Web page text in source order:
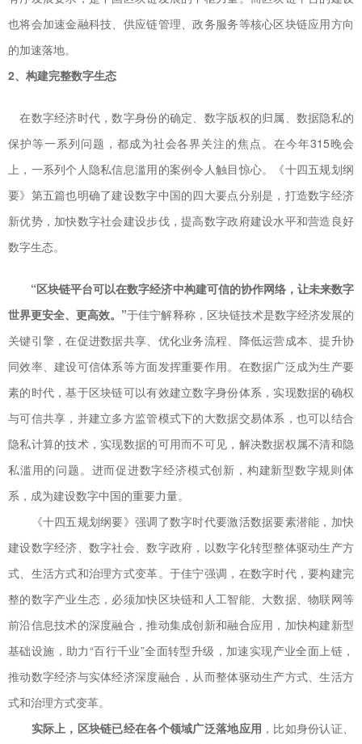
也将会加速金融科技、供应链管理、政务服务等核心区块链应用方向
的加速落地。
2、构建完整数字生态
在数字经济时代，数字身份的确定、数字版权的归属、数据隐私的
保护等一系列问题，都成为社会各界关注的焦点。在今年315晚会
上，一系列个人隐私信息滥用的案例令人触目惊心。《十四五规划纲
要》第五篇也明确了建设数字中国的四大要点分别是，打造数字经济
新优势，加快数字社会建设步伐，提高数字政府建设水平和营造良好
数字生态。
“区块链平台可以在数字经济中构建可信的协作网络，让未来数字
世界更安全、更高效。”于佳宁解释称，区块链技术是数字经济发展的
关键引擎，在促进数据共享、优化业务流程、降低运营成本、提升协
同效率、建设可信体系等方面发挥重要作用。在数据广泛成为生产要
素的时代，基于区块链可以有效建立数字身份体系，实现数据的确权
与可信共享，并建立多方监管模式下的大数据交易体系，也可以结合
隐私计算的技术，实现数据的可用而不可见，解决数据权属不清和隐
私滥用的问题。进而促进数字经济模式创新，构建新型数字规则体
系，成为建设数字中国的重要力量。
《十四五规划纲要》强调了数字时代要激活数据要素潜能，加快
建设数字经济、数字社会、数字政府，以数字化转型整体驱动生产方
式、生活方式和治理方式变革。于佳宁强调，在数字时代，要构建完
整的数字产业生态，必须加快区块链和人工智能、大数据、物联网等
前沿信息技术的深度融合，推动集成创新和融合应用，加快构建新型
基础设施，助力“百行千业”全面转型升级，加速实现产业全面上链，
推动数字经济与实体经济深度融合，从而整体驱动生产方式、生活方
式和治理方式变革。
实际上，区块链已经在各个领域广泛落地应用 ，比如身份认证、